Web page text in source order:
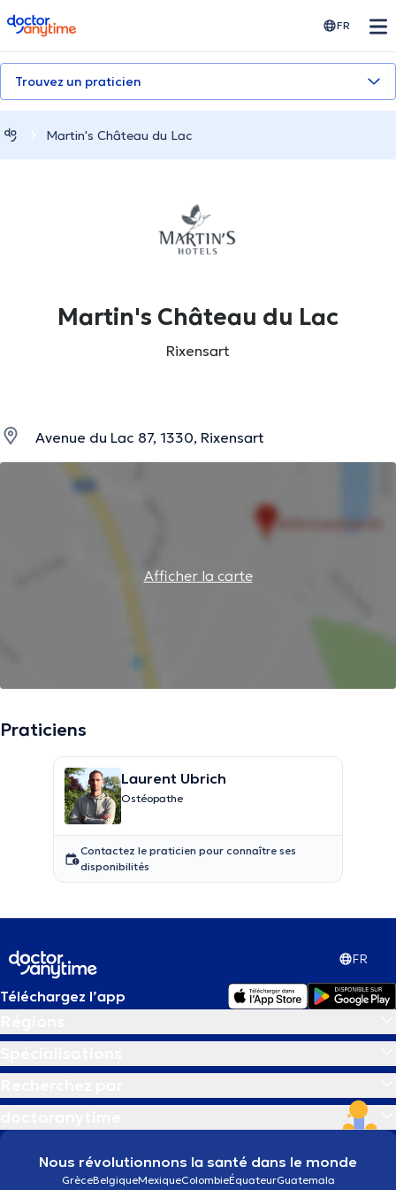
doctoranytime FR
Trouvez un praticien
Martin's Château du Lac
Martin's Château du Lac
Rixensart
Avenue du Lac 87, 1330, Rixensart
Afficher la carte
Praticiens
Laurent Ubrich
Ostéopathe
Contactez le praticien pour connaître ses
disponibilités
FR
Téléchargez l’app
Nous révolutionnons la santé dans le monde
GrèceBelgiqueMexiqueColombieÉquateurGuatemala